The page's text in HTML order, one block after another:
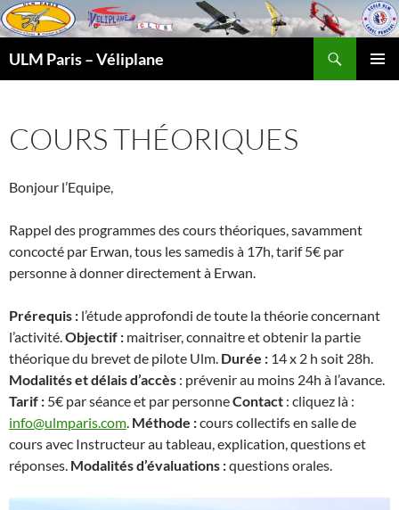
ULM Paris – Véliplane
COURS THÉORIQUES
Bonjour l’Equipe,
Rappel des programmes des cours théoriques, savamment
concocté par Erwan, tous les samedis à 17h, tarif 5€ par
personne à donner directement à Erwan.
Prérequis : l’étude approfondi de toute la théorie concernant
l’activité.Objectif : maitriser, connaitre et obtenir la partie
théorique du brevet de pilote Ulm. Durée : 14 x 2 h soit 28h.
Modalités et délais d’accès : prévenir au moins 24h à l’avance.
Tarif : 5€ par séance et par personneContact : cliquez là :
info@ulmparis.com. Méthode :cours collectifs en salle de
cours avec Instructeur au tableau, explication, questions et
réponses. Modalités d’évaluations :questions orales.